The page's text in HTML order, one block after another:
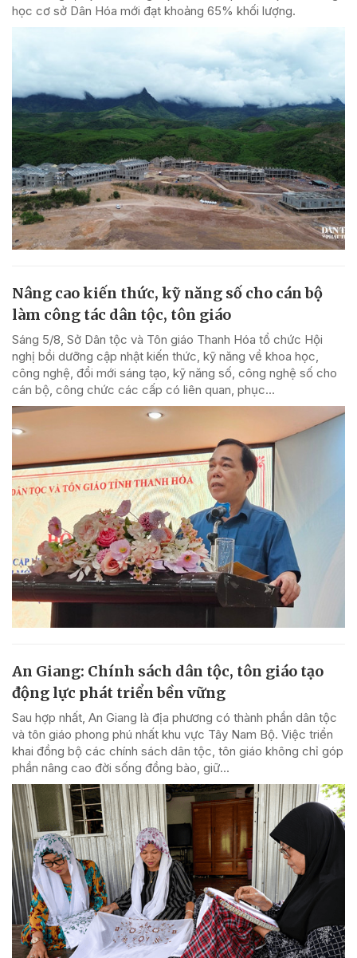
học cơ sở Dân Hóa mới đạt khoảng 65% khối lượng.
Nâng cao kiến thức, kỹ năng số cho cán bộ
làm công tác dân tộc, tôn giáo
Sáng 5/8, Sở Dân tộc và Tôn giáo Thanh Hóa tổ chức Hội
nghị bồi dưỡng cập nhật kiến thức, kỹ năng về khoa học,
công nghệ, đổi mới sáng tạo, kỹ năng số, công nghệ số cho
cán bộ, công chức các cấp có liên quan, phục...
An Giang: Chính sách dân tộc, tôn giáo tạo
động lực phát triển bền vững
Sau hợp nhất, An Giang là địa phương có thành phần dân tộc
và tôn giáo phong phú nhất khu vực Tây Nam Bộ. Việc triển
khai đồng bộ các chính sách dân tộc, tôn giáo không chỉ góp
phần nâng cao đời sống đồng bào, giữ...